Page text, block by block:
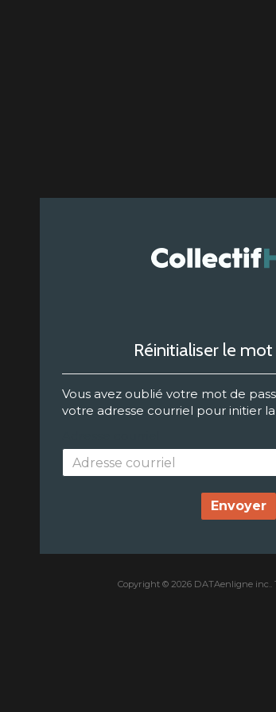
Réinitialiser le
Vous avez oublié votre mot de
votre adresse courriel pour initier
Envoyer
Copyright © 2026 DATAenligne inc..